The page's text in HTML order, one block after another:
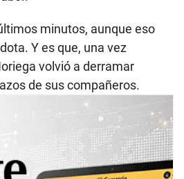
minutos, aunque eso
Y es que, una vez
volvió a derramar
de sus compañeros.